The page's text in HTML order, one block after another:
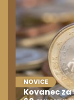
NOVICE
Kovanec